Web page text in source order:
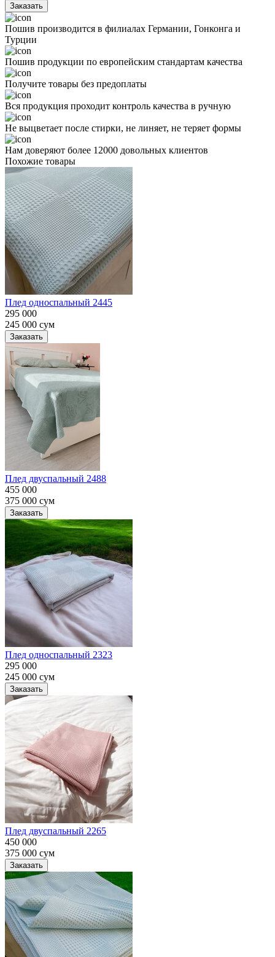
Заказать
Пошив производится в филиалах Германии, Гонконга и
Турции
Пошив продукции по европейским стандартам качества
Получите товары без предоплаты
Вся продукция проходит контроль качества в ручную
Не выцветает после стирки, не линяет, не теряет формы
Нам доверяют более 12000 довольных клиентов
Похожие товары
Плед односпальный 2445
295 000
245 000 сум
Заказать
Плед двуспальный 2488
455 000
375 000 сум
Заказать
Плед односпальный 2323
295 000
245 000 сум
Заказать
Плед двуспальный 2265
450 000
375 000 сум
Заказать